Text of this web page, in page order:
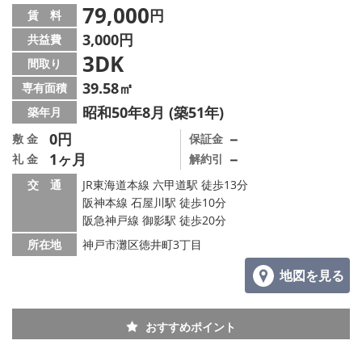
賃 料 79,000円
共益費 3,000円
間取り 3DK
専有面積 39.58㎡
築年月 昭和50年8月 (築51年)
敷 金 0円
礼 金 1ヶ月
保証金 －
解約引 －
交 通
JR東海道本線 六甲道駅 徒歩13分
阪神本線 石屋川駅 徒歩10分
阪急神戸線 御影駅 徒歩20分
所在地
神戸市灘区徳井町3丁目
地図を見る
おすすめポイント